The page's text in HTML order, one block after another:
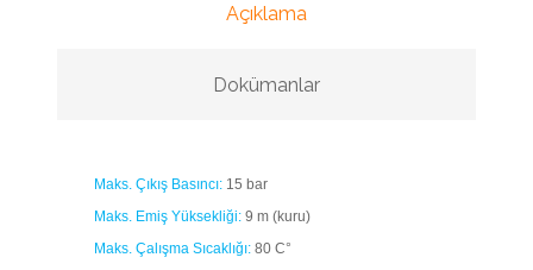
Açıklama
Dokümanlar
Maks. Çıkış Basıncı: 15 bar
Maks. Emiş Yüksekliği: 9 m (kuru)
Maks. Çalışma Sıcaklığı: 80 C°